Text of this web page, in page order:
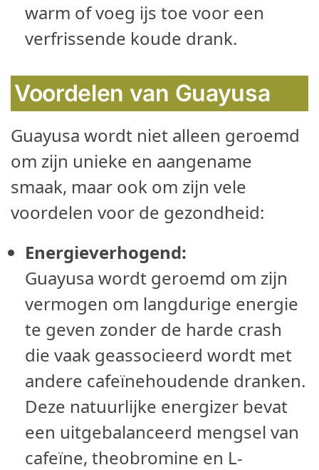
warm of voeg ijs toe voor een
verfrissende koude drank.
Voordelen van Guayusa
Guayusa wordt niet alleen geroemd
om zijn unieke en aangename
smaak, maar ook om zijn vele
voordelen voor de gezondheid:
Energieverhogend:
Guayusa wordt geroemd om zijn
vermogen om langdurige energie
te geven zonder de harde crash
die vaak geassocieerd wordt met
andere cafeïnehoudende dranken.
Deze natuurlijke energizer bevat
een uitgebalanceerd mengsel van
cafeïne, theobromine en L-